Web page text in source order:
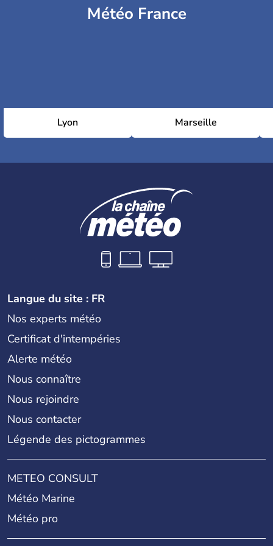
Météo France
Lyon Marseille
Langue du site : FR
Nos experts météo
Certificat d'intempéries
Alerte météo
Nous connaître
Nous rejoindre
Nous contacter
Légende des pictogrammes
METEO CONSULT
Météo Marine
Météo pro